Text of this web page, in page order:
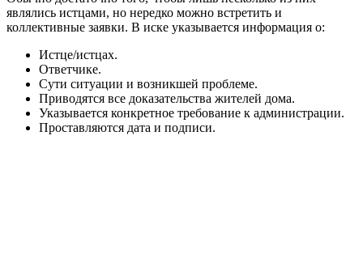
являлись истцами, но нередко можно встретить и
коллективные заявки. В иске указывается информация о:
Истце/истцах.
Ответчике.
Сути ситуации и возникшей проблеме.
Приводятся все доказательства жителей дома.
Указывается конкретное требование к администрации.
Проставляются дата и подписи.